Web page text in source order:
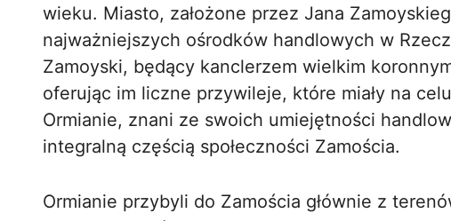
wieku. Miasto, założone przez Jana
najważniejszych ośrodków handlowych w
Zamoyski, będący kanclerzem wielkim
oferując im liczne przywileje, które miały na
Ormianie, znani ze swoich umiejętności
integralną częścią społeczności Zamościa.
Ormianie przybyli do Zamościa głównie z